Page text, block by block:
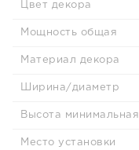
Цвет декора
Мощность общая
Материал декора
Ширина/диаметр
Высота минимальная
Место установки